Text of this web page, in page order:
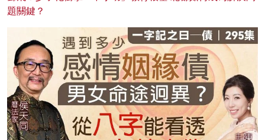
題關鍵？